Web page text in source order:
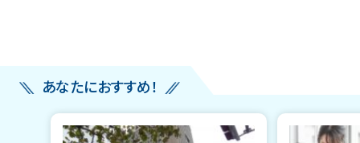
あなたにおすすめ！